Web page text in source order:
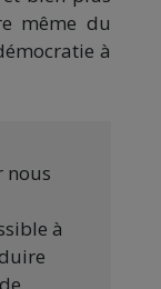
même du
à
nous
à